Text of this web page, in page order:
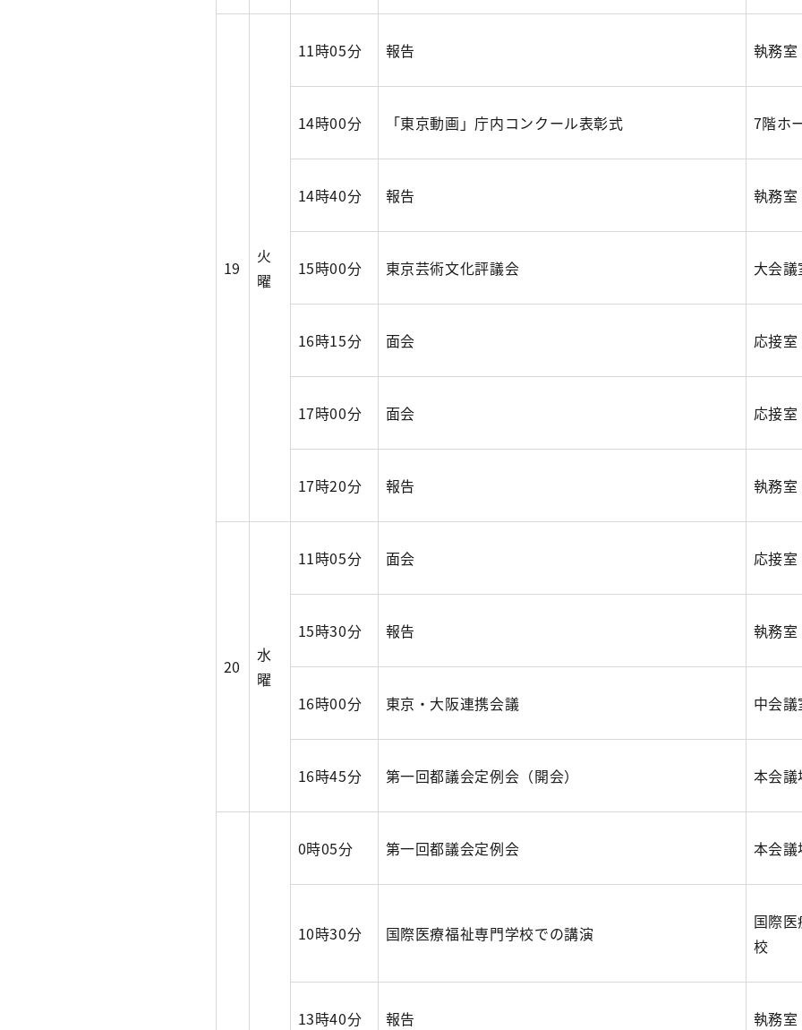
19
火
曜
11時05分 報告 執務室
14時00分 「東京動画」庁内コンクール表彰式 7階ホ
14時40分 報告 執務室
15時00分 東京芸術文化評議会 大会
16時15分 面会 応接室
17時00分 面会 応接室
17時20分 報告 執務室
20
水
曜
11時05分 面会 応接室
15時30分 報告 執務室
16時00分 東京・大阪連携会議 中会
16時45分 第一回都議会定例会（開会） 本会議
0時05分 第一回都議会定例会 本会議
10時30分 国際医療福祉専門学校での講演
国際
校
13時40分 報告 執務室